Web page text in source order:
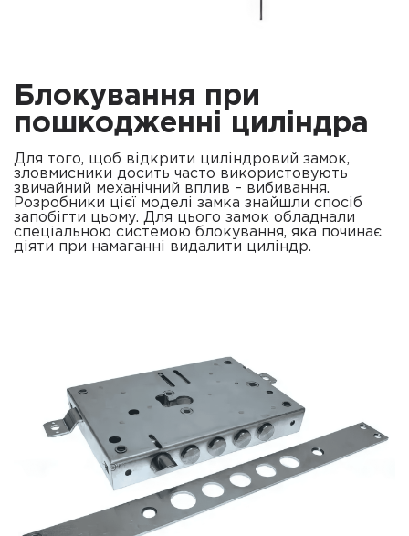
Блокування при
пошкодженні циліндра
Для того, щоб відкрити циліндровий замок,
зловмисники досить часто використовують
звичайний механічний вплив – вибивання.
Розробники цієї моделі замка знайшли спосіб
запобігти цьому. Для цього замок обладнали
спеціальною системою блокування, яка починає
діяти при намаганні видалити циліндр.